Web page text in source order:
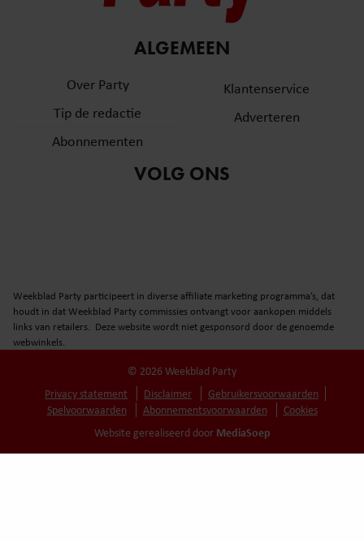
ALGEMEEN
Over Party
Tip de redactie
Abonnementen
Klantenservice
Adverteren
VOLG ONS
Weekblad Party participeert in diverse affiliate marketing programma’s, dat
houdt in dat Weekblad Party commissies ontvangt voor aankopen middels
links van retailers. Deze website wordt niet gesponsord door de genoemde
webwinkels.
© 2026 Weekblad Party
Privacy statement
Disclaimer
Gebruikersvoorwaarden
Spelvoorwaarden
Abonnementsvoorwaarden
Cookies
Website gerealiseerd door MediaSoep